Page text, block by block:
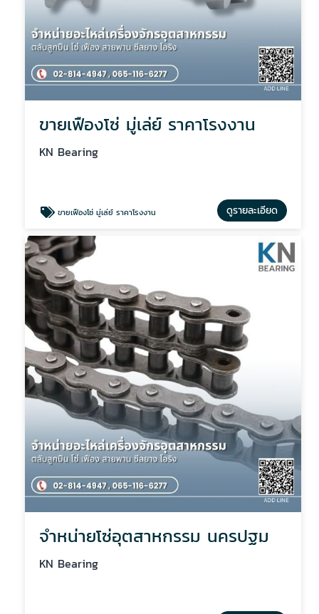
ขายเฟืองโซ่ มู่เล่ย์ ราคาโรงงาน
KN Bearing
ขายเฟืองโซ่ มู่เล่ย์ ราคาโรงงาน ดูรายละเอียด
จำหน่ายโซ่อุตสาหกรรม นครปฐม
KN Bearing